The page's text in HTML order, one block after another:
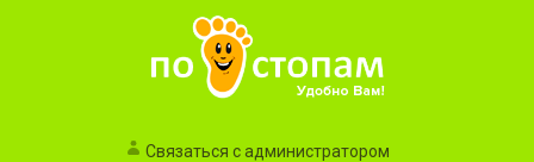
Связаться с администратором